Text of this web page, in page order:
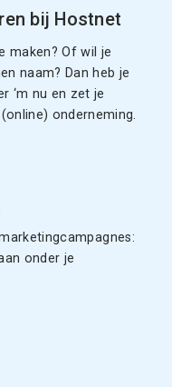
bij Hostnet
maken? Of wil je
naam? Dan heb je
‘m nu en zet je
onderneming.
onder je